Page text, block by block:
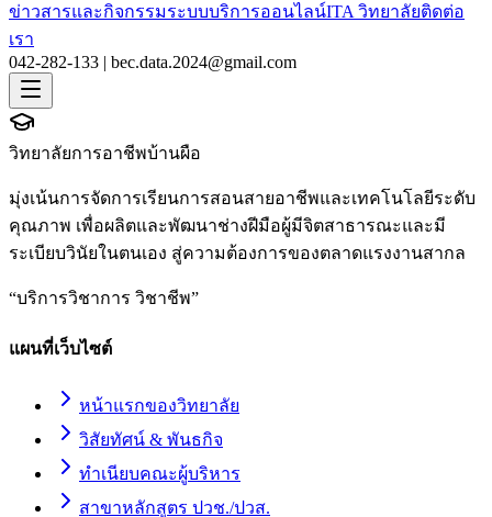
ข่าวสารและกิจกรรมระบบบริการออนไลน์ITA วิทยาลัยติดต่อ
เรา
042-282-133 | bec.data.2024@gmail.com
วิทยาลัยการอาชีพบ้านผือ
มุ่งเน้นการจัดการเรียนการสอนสายอาชีพและเทคโนโลยีระดับ
คุณภาพ เพื่อผลิตและพัฒนาช่างฝีมือผู้มีจิตสาธารณะและมี
ระเบียบวินัยในตนเอง สู่ความต้องการของตลาดแรงงานสากล
“บริการวิชาการ วิชาชีพ”
แผนที่เว็บไซต์
หน้าแรกของวิทยาลัย
วิสัยทัศน์ & พันธกิจ
ทำเนียบคณะผู้บริหาร
สาขาหลักสูตร ปวช./ปวส.